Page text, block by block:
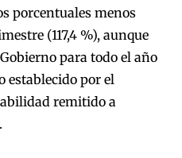
porcentuales menos
(117,4 %), aunque
para todo el año
establecido por el
remitido a